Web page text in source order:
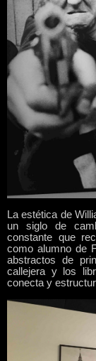
La estética de
un siglo de
constante que
como alumno de
abstractos de
callejera y los
conecta y